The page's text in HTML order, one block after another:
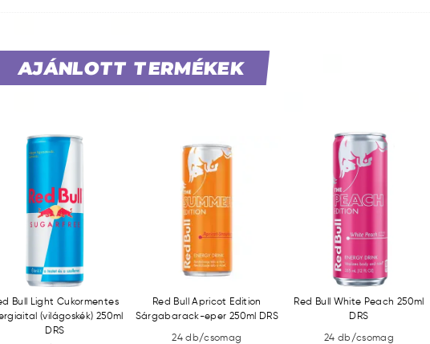
AJÁNLOTT TERMÉKEK
Bull Light Cukormentes
(világoskék) 250ml
DRS
Red Bull Apricot Edition
Sárgabarack-eper 250ml DRS
24 db/csomag
Red Bull White Peach 250ml
DRS
24 db/csomag